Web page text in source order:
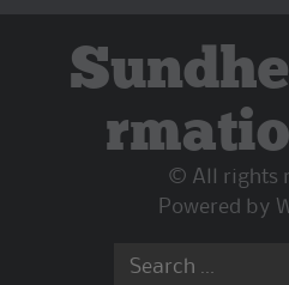
© All rights
Powered by
Search